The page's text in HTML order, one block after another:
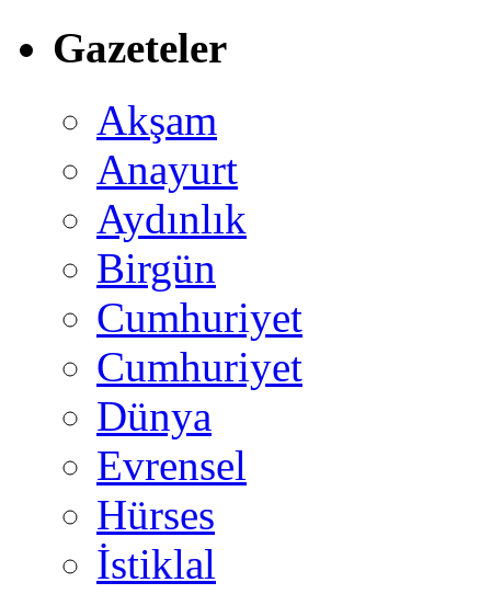
Gazeteler
Akşam
Anayurt
Aydınlık
Birgün
Cumhuriyet
Cumhuriyet
Dünya
Evrensel
Hürses
İstiklal